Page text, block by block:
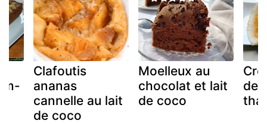
Clafoutis
ananas
cannelle au lait
de coco
Moelleux au
chocolat et lait
de coco
de
thaï